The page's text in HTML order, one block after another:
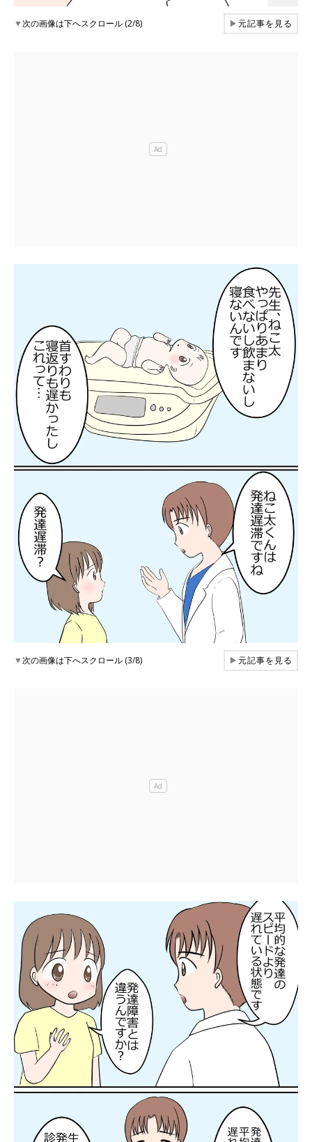
▼次の画像は下へスクロール (2/8) ▶元記事を見る
▼次の画像は下へスクロール (3/8) ▶元記事を見る